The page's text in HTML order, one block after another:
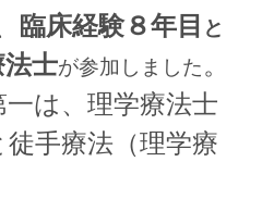
臨床経験８年目 と
法士が参加しました。
は、理学療法士
手療法（理学療